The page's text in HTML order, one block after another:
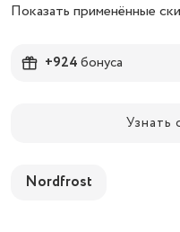
Показать применённые
+924бонуса
Узнать
Nordfrost